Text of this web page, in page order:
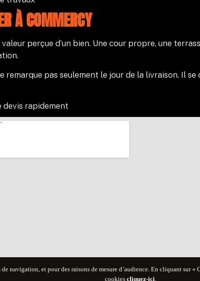
À COMMERCY
perçue d’un bien. Une cour propre, une
remarque pas seulement le jour de la livraison. Il
rapidement
navigation, et pour des raisons de mesure d’audience. En cliquant sur
cookies cliquez-ici.